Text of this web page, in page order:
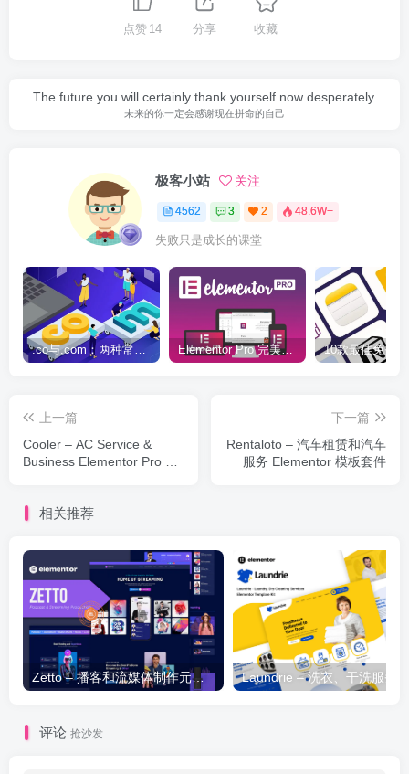
点赞 14 分享 收藏
The future you will certainly thank yourself now desperately.
未来的你一定会感谢现在拼命的自己
极客小站 关注
4562 3 2 48.6W+
失败只是成长的课堂
.co与.com：两种常用域名后缀名完全指南 Elementor Pro 完美汉化中文版（含全套模板）|可视化编辑页面自定义设计WordPress插件
上一篇
Cooler – AC Service &
Business Elementor Pro 模
下一篇
Rentaloto – 汽车租赁和汽车
服务 Elementor 模板套件
相关推荐
Zetto – 播客和流媒体制作元素模板套件
评论 抢沙发